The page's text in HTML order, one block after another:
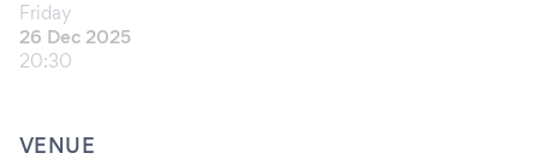
Friday
26 Dec 2025
20:30
VENUE